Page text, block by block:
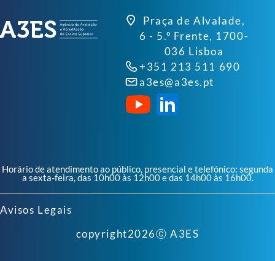
Praça de Alvalade,
6 - 5.º Frente, 1700-
036 Lisboa
+351 213 511 690
a3es@a3es.pt
Horário de atendimento ao público, presencial e telefónico: segunda
a sexta-feira, das 10h00 às 12h00 e das 14h00 às 16h00.
Avisos Legais
copyright2026ⓒ A3ES